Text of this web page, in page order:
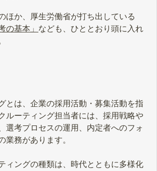
ほか、厚生労働省が打ち出している
の基本」 なども、ひととおり頭に入れ
とは、企業の採用活動・募集活動を指
ルーティング担当者には、採用戦略や
選考プロセスの運用、内定者へのフォ
業務があります。
ィングの種類は、時代とともに多様化